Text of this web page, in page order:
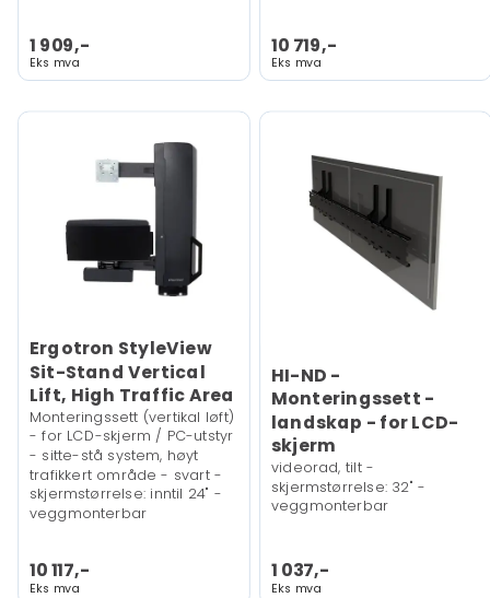
1 909,-
Eks mva
10 719,-
Eks mva
Ergotron StyleView
Sit-Stand Vertical
Lift, High Traffic Area
Monteringssett (vertikal løft)
- for LCD-skjerm / PC-utstyr
- sitte-stå system, høyt
trafikkert område - svart -
skjermstørrelse: inntil 24" -
veggmonterbar
10 117,-
Eks mva
HI-ND -
Monteringssett -
landskap - for LCD-
skjerm
videorad, tilt -
skjermstørrelse: 32" -
veggmonterbar
1 037,-
Eks mva